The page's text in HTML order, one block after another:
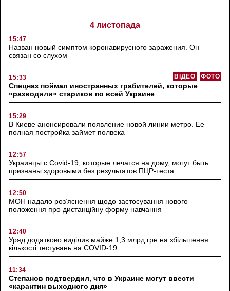
4 листопада
15:47
Назван новый симптом коронавирусного заражения. Он
связан со слухом
15:33 ФОТО
ВІДЕО
Спецназ поймал иностранных грабителей, которые
«разводили» стариков по всей Украине
15:29
В Киеве анонсировали появление новой линии метро. Ее
полная постройка займет полвека
12:57
Украинцы с Covid-19, которые лечатся на дому, могут быть
признаны здоровыми без результатов ПЦР-теста
12:50
МОН надало роз’яснення щодо застосування нового
положення про дистанційну форму навчання
12:40
Уряд додатково виділив майже 1,3 млрд грн на збільшення
кількості тестувань на COVID-19
11:34
Степанов подтвердил, что в Украине могут ввести
«карантин выходного дня»